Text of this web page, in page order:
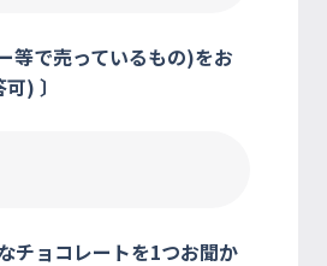
等で売っているもの)をお
) 〕
チョコレートを1つお聞か